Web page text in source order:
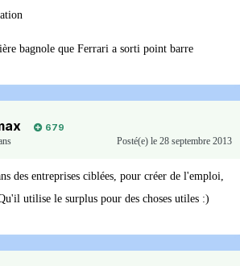
bagnole que Ferrari a sorti point barre
679
Posté(e) le 28 septembre 2013
des entreprises ciblées, pour créer de l'emploi,
utilise le surplus pour des choses utiles :)